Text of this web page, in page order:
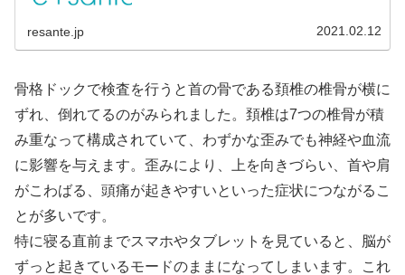
resante.jp 2021.02.12
骨格ドックで検査を行うと首の骨である頚椎の椎骨が横に
ずれ、倒れてるのがみられました。頚椎は7つの椎骨が積
み重なって構成されていて、わずかな歪みでも神経や血流
に影響を与えます。歪みにより、上を向きづらい、首や肩
がこわばる、頭痛が起きやすいといった症状につながるこ
とが多いです。
特に寝る直前までスマホやタブレットを見ていると、脳が
ずっと起きているモードのままになってしまいます。これ